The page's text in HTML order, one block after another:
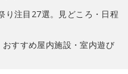
り注目27選。見どころ・日程
すすめ屋内施設・室内遊び